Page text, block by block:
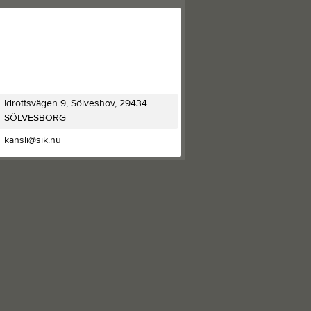
Idrottsvägen 9, Sölveshov, 29434
SÖLVESBORG
kansli@sik.nu